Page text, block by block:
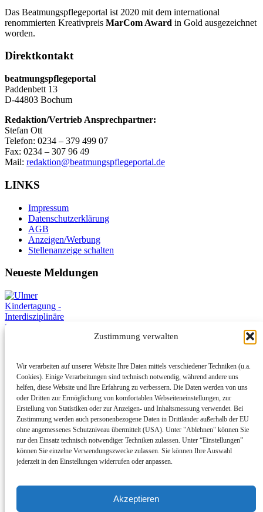
Zustimmung verwalten
Wir verarbeiten auf unserer Website Ihre Daten mittels verschiedener Techniken (u.a.
Cookies). Einige Verarbeitungen sind technisch notwendig, während andere uns
helfen, diese Website und Ihre Erfahrung zu verbessern. Die Daten werden von uns
oder Dritten zur Ermöglichung von komfortablen Webseiteneinstellungen, zur
Erstellung von Statistiken oder zur Anzeigen- und Inhaltsmessung verwendet. Bei
Zustimmung werden auch personenbezogene Daten in Drittländer außerhalb der EU
ohne angemessenes Schutzniveau übermittelt (USA). Unter "Ablehnen" können Sie
nur den Einsatz technisch notwendiger Techniken zulassen. Unter “Einstellungen”
können Sie einzelne Verwendungszwecke zulassen. Sie können Ihre Auswahl
jederzeit in den Einstellungen widerrufen oder anpassen.
Akzeptieren
Das Beatmungspflegeportal ist 2020 mit dem international
renommierten Kreativpreis MarCom Award in Gold ausgezeichnet
worden.
Direktkontakt
beatmungspflegeportal
Paddenbett 13
D-44803 Bochum
Redaktion/Vertrieb Ansprechpartner:
Stefan Ott
Telefon: 0234 – 379 499 07
Fax: 0234 – 307 96 49
Mail: redaktion@beatmungspflegeportal.de
LINKS
Impressum
Datenschutzerklärung
AGB
Anzeigen/Werbung
Stellenanzeige schalten
Neueste Meldungen
Ulmer Kindertagung - Interdisziplinäre Fachtagung für
außerklinische Beatmung und Intensivversorgung
31. Juli 2026
Mehr dazu